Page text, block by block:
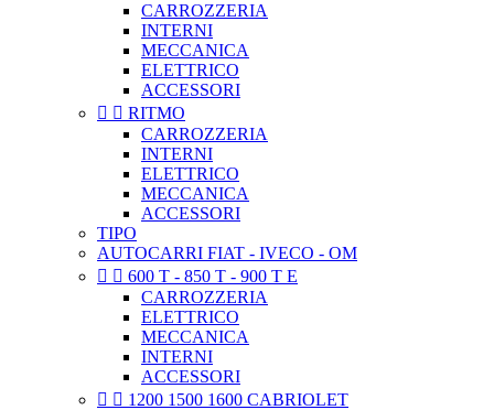
CARROZZERIA
INTERNI
MECCANICA
ELETTRICO
ACCESSORI
  RITMO
CARROZZERIA
INTERNI
ELETTRICO
MECCANICA
ACCESSORI
TIPO
AUTOCARRI FIAT - IVECO - OM
  600 T - 850 T - 900 T E
CARROZZERIA
ELETTRICO
MECCANICA
INTERNI
ACCESSORI
  1200 1500 1600 CABRIOLET